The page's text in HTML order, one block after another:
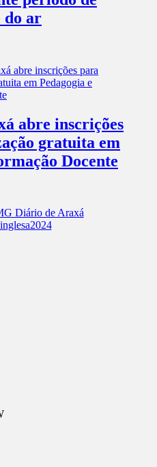
do ar
abre inscrições
gratuita em
Docente